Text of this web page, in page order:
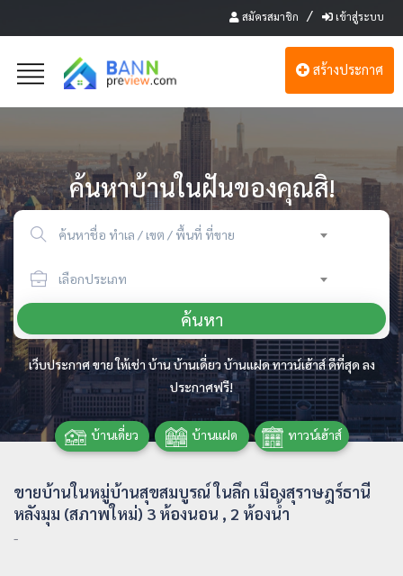
สมัครสมาชิก / เข้าสู่ระบบ
สร้างประกาศ
ค้นหาบ้านในฝันของคุณสิ!
ค้นหาชื่อ ทำเล / เขต / พื้นที่ ที่ขาย
เลือกประเภท
ค้นหา
เว็บประกาศ ขาย ให้เช่า บ้าน บ้านเดี่ยว บ้านแฝด ทาวน์เฮ้าส์ ดีที่สุด ลง
ประกาศฟรี!
บ้านเดี่ยว บ้านแฝด ทาวน์เฮ้าส์
ขายบ้านในหมู่บ้านสุขสมบูรณ์ ในลึก เมืองสุราษฎร์ธานี
หลังมุม (สภาพใหม่) 3 ห้องนอน , 2 ห้องน้ำ
-